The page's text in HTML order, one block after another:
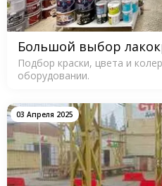
Большой выбор
Подбор краски, цвета и
оборудовании.
03 Апреля 2025